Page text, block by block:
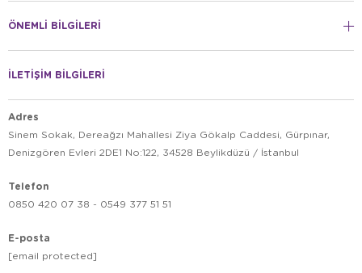
ÖNEMLİ BİLGİLERİ
İLETİŞİM BİLGİLERİ
Adres
Sinem Sokak, Dereağzı Mahallesi Ziya Gökalp Caddesi, Gürpınar,
Denizgören Evleri 2DE1 No:122, 34528 Beylikdüzü / İstanbul
Telefon
0850 420 07 38 - 0549 377 51 51
E-posta
[email protected]